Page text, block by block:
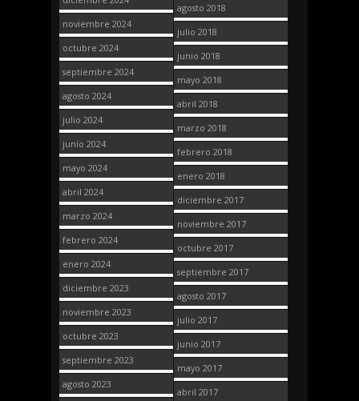
noviembre 2024
octubre 2024
septiembre 2024
agosto 2024
julio 2024
junio 2024
mayo 2024
abril 2024
marzo 2024
febrero 2024
enero 2024
diciembre 2023
noviembre 2023
octubre 2023
septiembre 2023
agosto 2023
agosto 2018
julio 2018
junio 2018
mayo 2018
abril 2018
marzo 2018
febrero 2018
enero 2018
diciembre 2017
noviembre 2017
octubre 2017
septiembre 2017
agosto 2017
julio 2017
junio 2017
mayo 2017
abril 2017